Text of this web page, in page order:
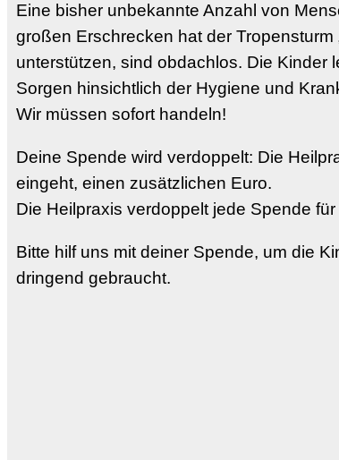
Eine bisher unbekannte Anzahl von
großen Erschrecken hat der
unterstützen, sind obdachlos. Die Kinder
Sorgen hinsichtlich der Hygiene und
Wir müssen sofort handeln!
Deine Spende wird verdoppelt: Die
eingeht, einen zusätzlichen Euro.
Die Heilpraxis verdoppelt jede Spende
Bitte hilf uns mit deiner Spende, um die
dringend gebraucht.